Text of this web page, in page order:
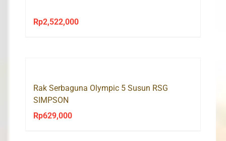
Rp2,522,000
Rak Serbaguna Olympic 5 Susun RSG
SIMPSON
Rp629,000